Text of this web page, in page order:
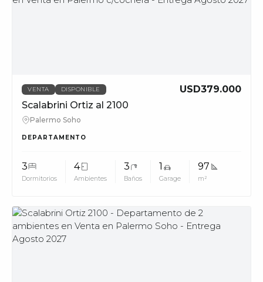
VENTA DISPONIBLE
USD379.000
Scalabrini Ortiz al 2100
Palermo Soho
DEPARTAMENTO
3
Dormitorios
4
Ambientes
3
Baños
1
Garage
97
m²
MUV